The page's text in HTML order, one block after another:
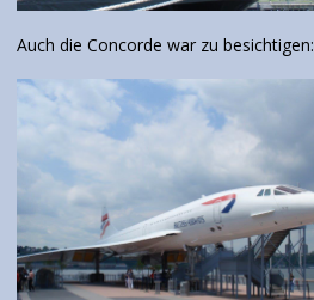
Auch die Concorde war zu besichtigen: